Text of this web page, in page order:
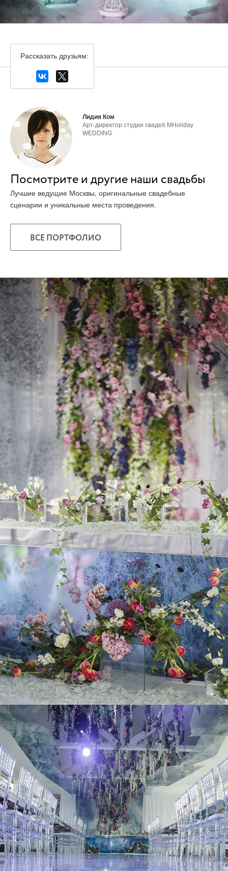
Рассказать друзьям:
Лидия Ком
Арт-директор студии свадеб MHoliday
WEDDING
Посмотрите и другие наши свадьбы
Лучшие ведущие Москвы, оригинальные свадебные
сценарии и уникальные места проведения.
ВСЕ ПОРТФОЛИО